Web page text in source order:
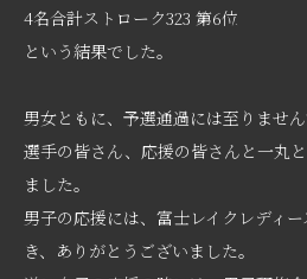
4名合計ストローク323 第6位
という結果でした。
男女ともに、予選通過には至りません
選手の皆さん、応援の皆さんと一丸
ました。
男子の応援には、富士レイクレディ
き、ありがとうございました。